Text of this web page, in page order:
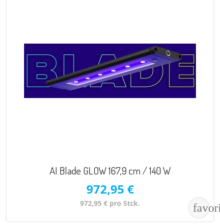
AI Blade GLOW 167,9 cm / 140 W
972,95 €
972,95 € pro Stck.